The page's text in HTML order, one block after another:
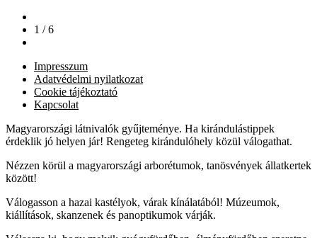
1 / 6
Impresszum
Adatvédelmi nyilatkozat
Cookie tájékoztató
Kapcsolat
Magyarországi látnivalók gyűjteménye. Ha kirándulástippek
érdeklik jó helyen jár! Rengeteg kirándulóhely közül válogathat.
Nézzen körül a magyarországi arborétumok, tanösvények állatkertek
között!
Válogasson a hazai kastélyok, várak kínálatából! Múzeumok,
kiállítások, skanzenek és panoptikumok várják.